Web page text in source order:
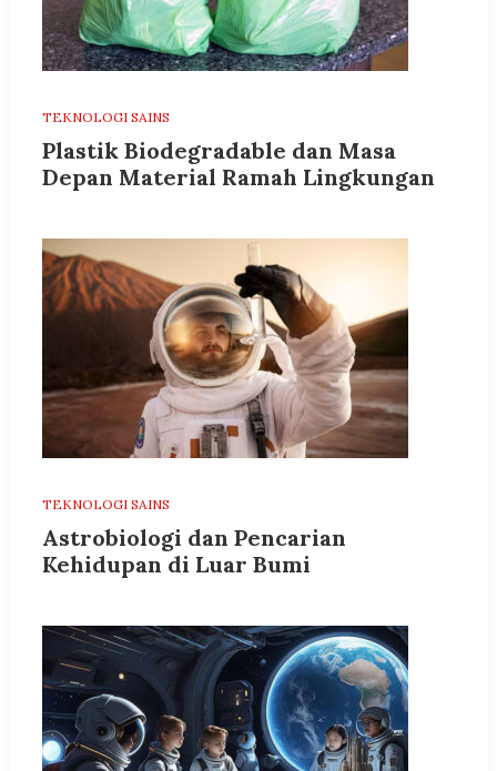
TEKNOLOGI SAINS
Plastik Biodegradable dan Masa
Depan Material Ramah Lingkungan
TEKNOLOGI SAINS
Astrobiologi dan Pencarian
Kehidupan di Luar Bumi